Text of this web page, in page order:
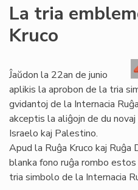
La tria
Kruco
Ĵaŭdon la 22an de junio
aplikis la aprobon de la tria
gvidantoj de la Internacia
akceptis la aliĝojn de du
Israelo kaj Palestino.
Apud la Ruĝa Kruco kaj
blanka fono ruĝa rombo
tria simbolo de la Internacia